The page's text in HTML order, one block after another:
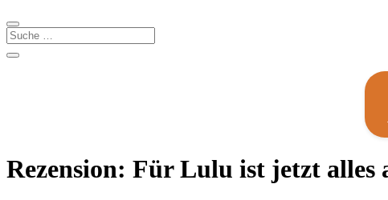
Rezension: Für Lulu ist jetzt alles